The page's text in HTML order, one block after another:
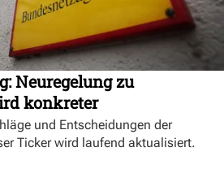
Neuregelung zu
konkreter
und Entscheidungen der
Ticker wird laufend aktualisiert.